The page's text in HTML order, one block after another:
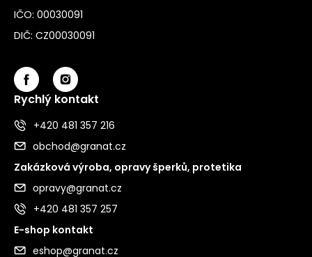
IČO: 00030091
DIČ: CZ00030091
Rychlý kontakt
+420 481 357 216
obchod@granat.cz
Zakázková výroba, opravy šperků, protetika
opravy@granat.cz
+420 481 357 257
E-shop kontakt
eshop@granat.cz